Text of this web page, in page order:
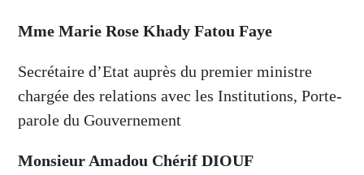
Mme Marie Rose Khady Fatou Faye
Secrétaire d’Etat auprès du premier ministre
chargée des relations avec les Institutions, Porte-
parole du Gouvernement
Monsieur Amadou Chérif DIOUF